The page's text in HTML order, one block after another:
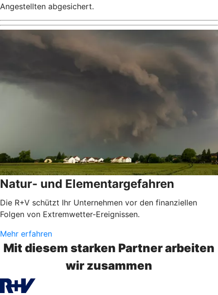
Angestellten abgesichert.
Natur- und Elementargefahren
Die R+V schützt Ihr Unternehmen vor den finanziellen
Folgen von Extremwetter-Ereignissen.
Mehr erfahren
Mit diesem starken Partner arbeiten
wir zusammen